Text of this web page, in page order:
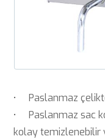
• Paslanmaz
• Paslanmaz sac
kolay temizlenebilir